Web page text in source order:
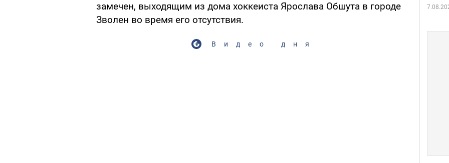
замечен, выходящим из дома хоккеиста Ярослава Обшута в городе
Зволен во время его отсутствия.
Видео дня